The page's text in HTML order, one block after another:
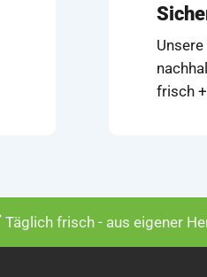
frisch
Täglich frisch - aus eigener